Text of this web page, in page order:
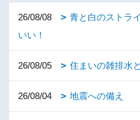
26/08/08
青と白のストラ
いい！
26/08/05 住まいの雑排水
26/08/04 地震への備え